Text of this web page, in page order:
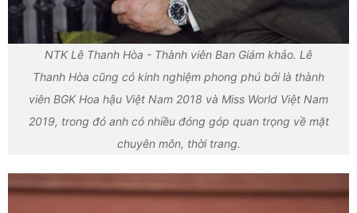
NTK Lê Thanh Hòa - Thành viên Ban Giám khảo. Lê
Thanh Hòa cũng có kinh nghiệm phong phú bởi là thành
viên BGK Hoa hậu Việt Nam 2018 và Miss World Việt Nam
2019, trong đó anh có nhiều đóng góp quan trọng về mặt
chuyên môn, thời trang.